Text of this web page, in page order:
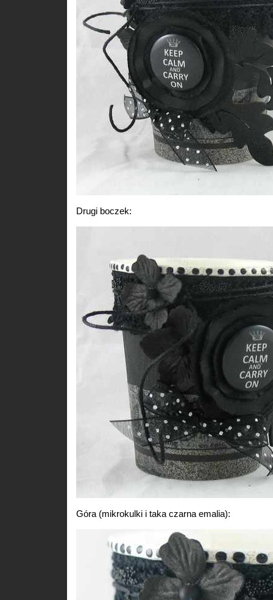
Drugi boczek:
Góra (mikrokulki i taka czarna emalia):